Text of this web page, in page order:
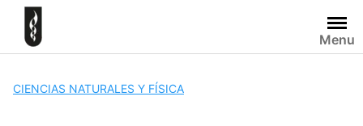
Skip
content
Menu
CIENCIAS NATURALES Y FÍSICA